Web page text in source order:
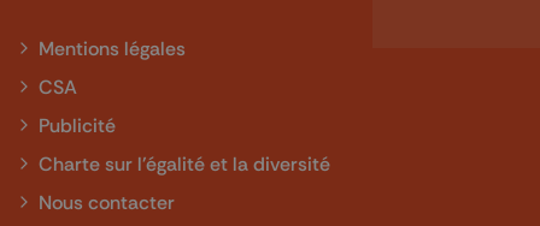
Mentions légales
CSA
Publicité
Charte sur l'égalité et la diversité
Nous contacter